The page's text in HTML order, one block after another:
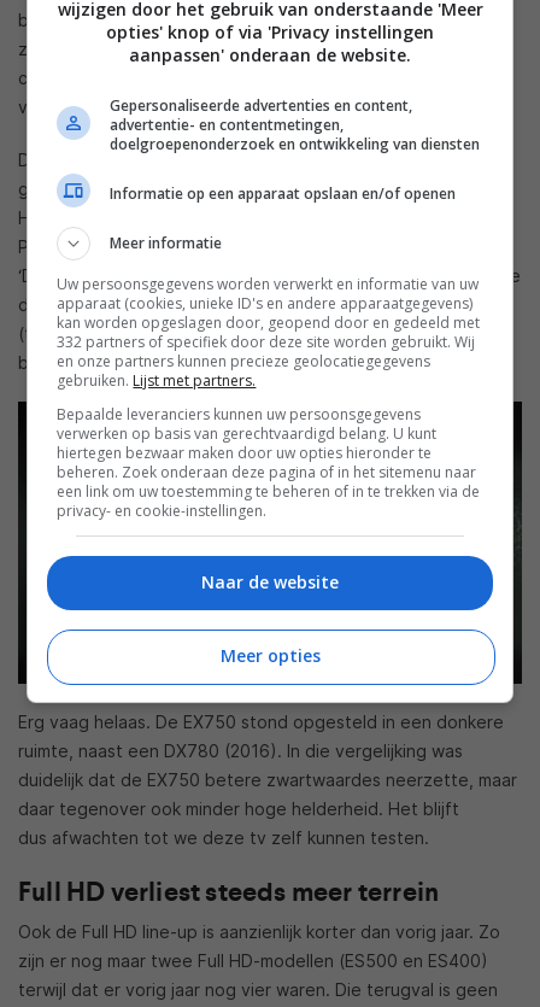
betere zwartwaardes. Maar verder in de line-up worden
zowel IPS als VA-panelen gebruikt. Dat is lastig omdat de
contrastprestaties tussen beide paneeltypes danig
verschillen.
De EX780 kreeg, als lcd-topmodel, wat extra aandacht. Hij
gebruikt net als de twee OLED-modellen de Studio Color
HCX²-processor voor de hoogste kwaliteit beeldverwerking.
Panasonic benadrukte ook dat dit model gebruik maakt van
‘Digital Enhanced Local Dimming’. Het betreft een techniek die
de beperkte mogelijkheden van edge led local dimming
(typisch een aantal kolommen) combineert met
beeldverwerking en controle van het lcd-paneel.
Erg vaag helaas. De EX750 stond opgesteld in een donkere
ruimte, naast een DX780 (2016). In die vergelijking was
duidelijk dat de EX750 betere zwartwaardes neerzette, maar
daar tegenover ook minder hoge helderheid. Het blijft
dus afwachten tot we deze tv zelf kunnen testen.
Full HD verliest steeds meer terrein
Ook de Full HD line-up is aanzienlijk korter dan vorig jaar. Zo
zijn er nog maar twee Full HD-modellen (ES500 en ES400)
terwijl dat er vorig jaar nog vier waren. Die terugval is geen
wijzigen door het gebruik van onderstaande 'Meer
opties' knop of via 'Privacy instellingen
aanpassen' onderaan de website.
Gepersonaliseerde advertenties en content,
advertentie- en contentmetingen,
doelgroepenonderzoek en ontwikkeling van diensten
Informatie op een apparaat opslaan en/of openen
Meer informatie
Uw persoonsgegevens worden verwerkt en informatie van uw
apparaat (cookies, unieke ID's en andere apparaatgegevens)
kan worden opgeslagen door, geopend door en gedeeld met
332 partners of specifiek door deze site worden gebruikt. Wij
en onze partners kunnen precieze geolocatiegegevens
gebruiken. Lijst met partners.
Bepaalde leveranciers kunnen uw persoonsgegevens
verwerken op basis van gerechtvaardigd belang. U kunt
hiertegen bezwaar maken door uw opties hieronder te
beheren. Zoek onderaan deze pagina of in het sitemenu naar
een link om uw toestemming te beheren of in te trekken via de
privacy- en cookie-instellingen.
Naar de website
Meer opties